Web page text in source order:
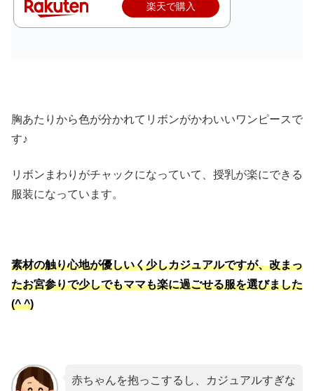
楽天で購入
胸あたりから色が分かれてリボンがかわいいワンピースで
す♪
リボンまわりがチャックになっていて、授乳が楽にできる
服装になっています。
素材の触り心地が優しいく少しカジュアルですが、改まっ
たお宮参りで少しでもママも楽に過ごせる服を選びました
(^ ^)
赤ちゃんを抱っこするし、カジュアルすぎな